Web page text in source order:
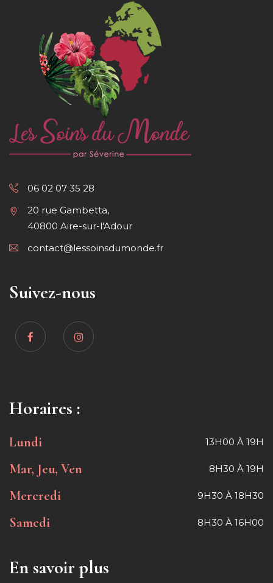
06 02 07 35 28
20 rue Gambetta,
40800 Aire-sur-l'Adour
contact@lessoinsdumonde.fr
Suivez-nous
Horaires :
Lundi 13H00 À 19H
Mar, Jeu, Ven 8H30 À 19H
Mercredi 9H30 À 18H30
Samedi 8H30 À 16H00
En savoir plus